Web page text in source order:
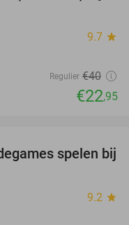
9.7 star
Regulier €40
€22,95
46%
spelen bij
9.2 star